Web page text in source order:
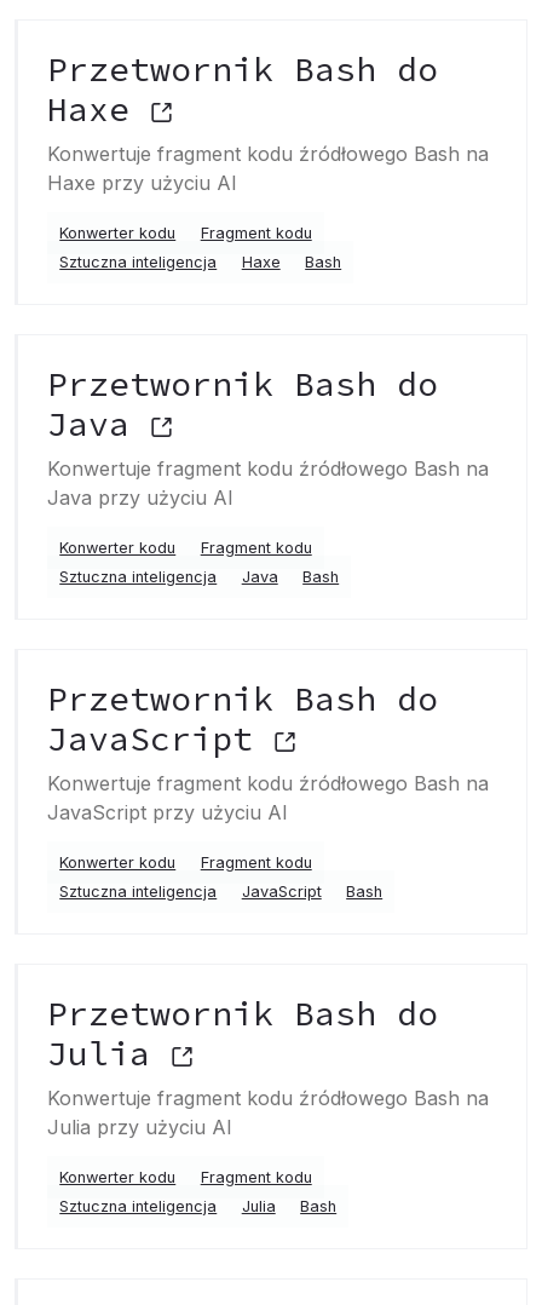
Przetwornik Bash do
Haxe
Konwertuje fragment kodu źródłowego Bash na
Haxe przy użyciu AI
Konwerter kodu
Fragment kodu
Sztuczna inteligencja
Haxe Bash
Przetwornik Bash do
Java
Konwertuje fragment kodu źródłowego Bash na
Java przy użyciu AI
Konwerter kodu
Fragment kodu
Sztuczna inteligencja
Java Bash
Przetwornik Bash do
JavaScript
Konwertuje fragment kodu źródłowego Bash na
JavaScript przy użyciu AI
Konwerter kodu
Fragment kodu
Sztuczna inteligencja
JavaScript Bash
Przetwornik Bash do
Julia
Konwertuje fragment kodu źródłowego Bash na
Julia przy użyciu AI
Konwerter kodu
Fragment kodu
Sztuczna inteligencja
Julia Bash